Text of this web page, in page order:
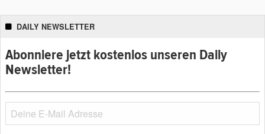
DAILY NEWSLETTER
Abonniere jetzt kostenlos unseren Daily
Newsletter!